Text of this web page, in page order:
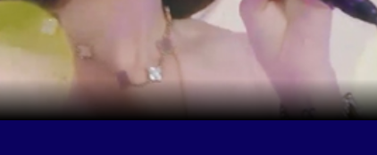
Các show khác
Các chương trình